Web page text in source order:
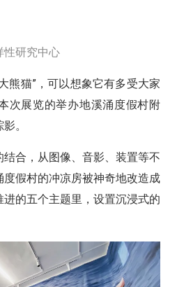
性研究中心
熊猫”，可以想象它有多受大家
次展览的举办地溪涌度假村附
。
合，从图像、音影、装置等不
假村的冲凉房被神奇地改造成
的五个主题里，设置沉浸式的